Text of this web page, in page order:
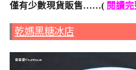
僅有少數現貨販售……( 閱讀
乾媽黑糖冰店